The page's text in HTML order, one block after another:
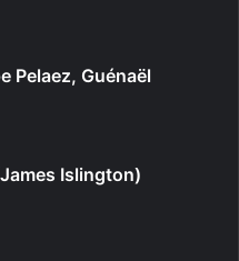
Pelaez, Guénaël
Islington)